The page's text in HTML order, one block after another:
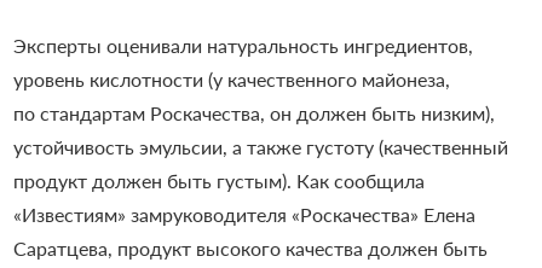
Эксперты оценивали натуральность ингредиентов,
уровень кислотности (у качественного майонеза,
по стандартам Роскачества, он должен быть низким),
устойчивость эмульсии, а также густоту (качественный
продукт должен быть густым). Как сообщила
«Известиям» замруководителя «Роскачества» Елена
Саратцева, продукт высокого качества должен быть